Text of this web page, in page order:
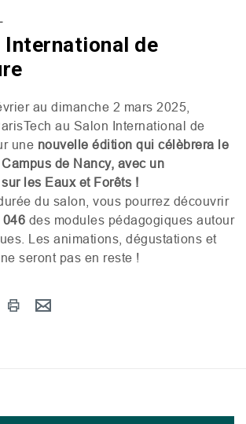
International de
au dimanche 2 mars 2025,
au Salon International de
une nouvelle édition qui célèbrera le
de Nancy, avec un
les Eaux et Forêts !
du salon, vous pourrez découvrir
046 des modules pédagogiques autour
Les animations, dégustations et
seront pas en reste !